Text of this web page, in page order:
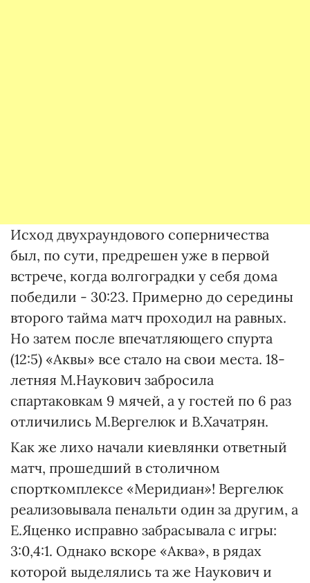
Исход двухраундового соперничества
был, по сути, предрешен уже в первой
встрече, когда волгоградки у себя дома
победили - 30:23. Примерно до середины
второго тайма матч проходил на равных.
Но затем после впечатляющего спурта
(12:5) «Аквы» все стало на свои места. 18-
летняя М.Наукович забросила
спартаковкам 9 мячей, а у гостей по 6 раз
отличились М.Вергелюк и В.Хачатрян.
Как же лихо начали киевлянки ответный
матч, прошедший в столичном
спорткомплексе «Меридиан»! Вергелюк
реализовывала пенальти один за другим, а
Е.Яценко исправно забрасывала с игры:
3:0,4:1. Однако вскоре «Аква», в рядах
которой выделялись та же Наукович и